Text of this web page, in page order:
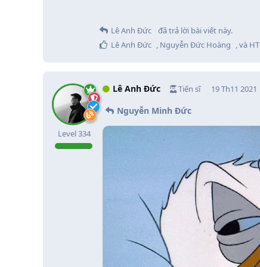
Lê Anh Đức
đã trả lời bài viết này.
Lê Anh Đức , Nguyễn Đức Hoàng , và HT
Lê Anh Đức Tiến sĩ
Level334
19 Th11 2021
Nguyễn Minh Đức